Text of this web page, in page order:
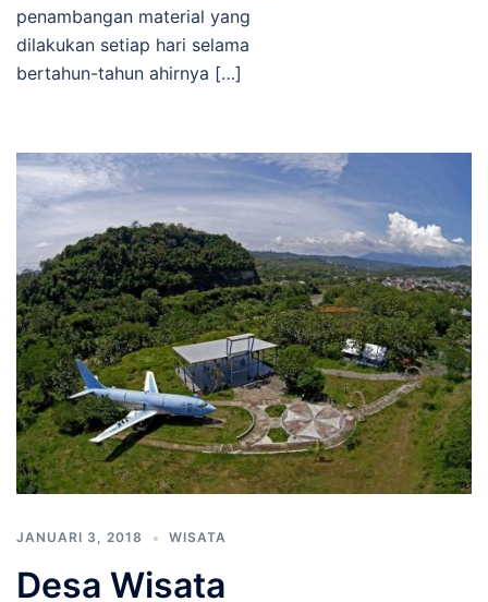
penambangan material yang
dilakukan setiap hari selama
bertahun-tahun ahirnya […]
JANUARI 3, 2018 WISATA
Desa Wisata